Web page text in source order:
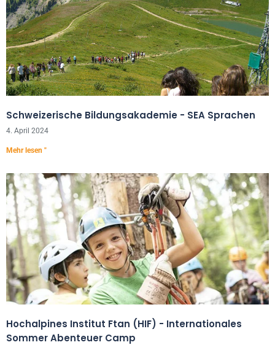
Schweizerische Bildungsakademie - SEA Sprachen
4. April 2024
Mehr lesen "
Hochalpines Institut Ftan (HIF) - Internationales
Sommer Abenteuer Camp